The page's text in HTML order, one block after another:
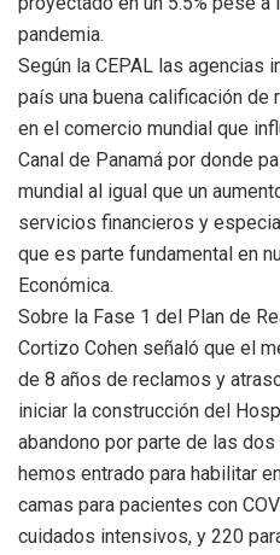
pandemia.
Según la CEPAL las agencias
país una buena calificación de
en el comercio mundial que
Canal de Panamá por donde
mundial al igual que un
servicios financieros y
que es parte fundamental en
Económica.
Sobre la Fase 1 del Plan de
Cortizo Cohen señaló que el
de 8 años de reclamos y
iniciar la construcción del
abandono por parte de las
hemos entrado para habilitar
camas para pacientes con
cuidados intensivos, y 220